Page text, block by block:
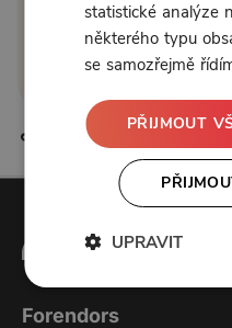
Klikněte
nebo
Forendors
statistické analýze
některého typu
se samozřejmě
PŘIJMOUT
UPRAVIT